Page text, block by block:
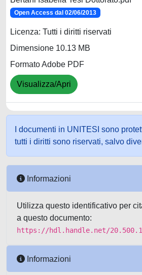
Open Access dal 02/06/2013
Licenza: Tutti i diritti riservati
Dimensione 10.13 MB
Formato Adobe PDF
Visualizza/Apri
I documenti in UNITESI sono
tutti i diritti sono riservati, salvo
Informazioni
Utilizza questo identificativo per
a questo documento:
https://hdl.handle.net/
Informazioni